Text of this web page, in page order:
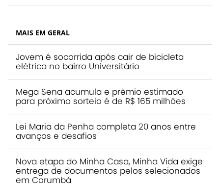
MAIS EM GERAL
Jovem é socorrida após cair de bicicleta
elétrica no bairro Universitário
Mega Sena acumula e prêmio estimado
para próximo sorteio é de R$ 165 milhões
Lei Maria da Penha completa 20 anos entre
avanços e desafios
Nova etapa do Minha Casa, Minha Vida exige
entrega de documentos pelos selecionados
em Corumbá